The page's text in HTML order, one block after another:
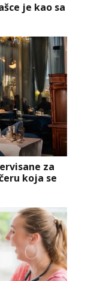
je kao sa
za
koja se